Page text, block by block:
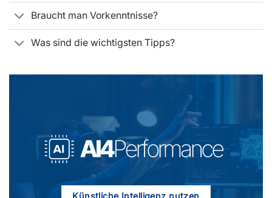
Braucht man Vorkenntnisse?
Was sind die wichtigsten Tipps?
Künstliche Intelligenz nutzen